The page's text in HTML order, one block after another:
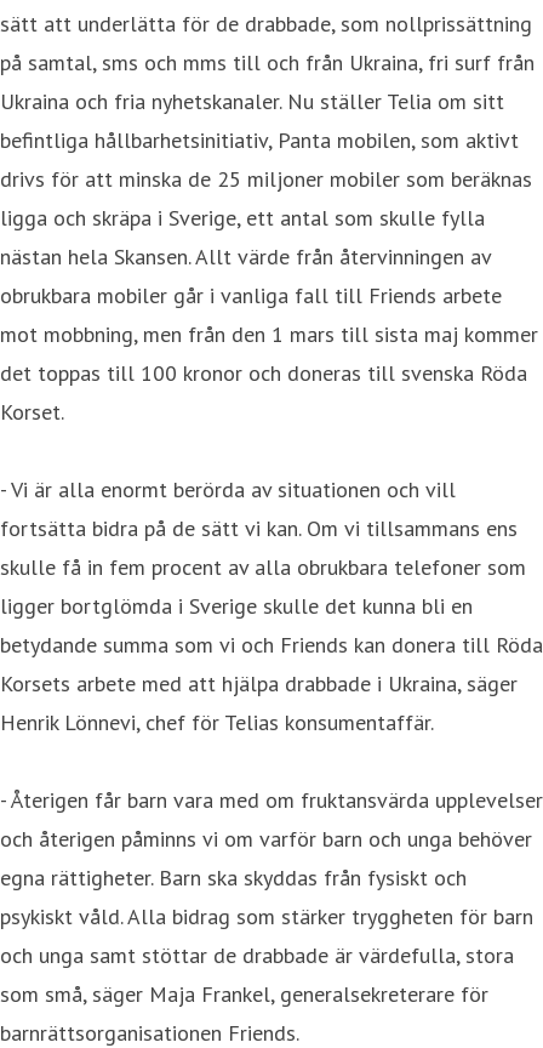
sätt att underlätta för de drabbade, som nollprissättning
på samtal, sms och mms till och från Ukraina, fri surf från
Ukraina och fria nyhetskanaler. Nu ställer Telia om sitt
befintliga hållbarhetsinitiativ, Panta mobilen, som aktivt
drivs för att minska de 25 miljoner mobiler som beräknas
ligga och skräpa i Sverige, ett antal som skulle fylla
nästan hela Skansen. Allt värde från återvinningen av
obrukbara mobiler går i vanliga fall till Friends arbete
mot mobbning, men från den 1 mars till sista maj kommer
det toppas till 100 kronor och doneras till svenska Röda
Korset.
- Vi är alla enormt berörda av situationen och vill
fortsätta bidra på de sätt vi kan. Om vi tillsammans ens
skulle få in fem procent av alla obrukbara telefoner som
ligger bortglömda i Sverige skulle det kunna bli en
betydande summa som vi och Friends kan donera till Röda
Korsets arbete med att hjälpa drabbade i Ukraina, säger
Henrik Lönnevi, chef för Telias konsumentaffär.
- Återigen får barn vara med om fruktansvärda upplevelser
och återigen påminns vi om varför barn och unga behöver
egna rättigheter. Barn ska skyddas från fysiskt och
psykiskt våld. Alla bidrag som stärker tryggheten för barn
och unga samt stöttar de drabbade är värdefulla, stora
som små, säger Maja Frankel, generalsekreterare för
barnrättsorganisationen Friends.